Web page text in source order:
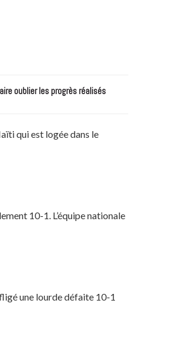
oublier les progrès réalisés
qui est logée dans le
10-1. L’équipe nationale
une lourde défaite 10-1